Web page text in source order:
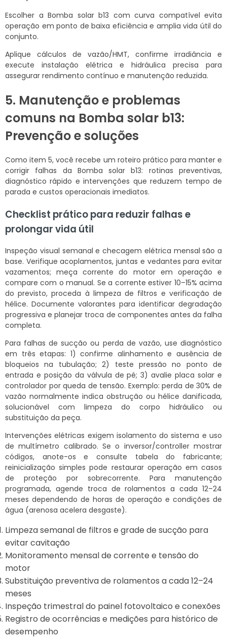
Escolher a Bomba solar b13 com curva compatível evita
operação em ponto de baixa eficiência e amplia vida útil do
conjunto.
Aplique cálculos de vazão/HMT, confirme irradiância e
execute instalação elétrica e hidráulica precisa para
assegurar rendimento contínuo e manutenção reduzida.
5. Manutenção e problemas
comuns na Bomba solar b13:
Prevenção e soluções
Como item 5, você recebe um roteiro prático para manter e
corrigir falhas da Bomba solar b13: rotinas preventivas,
diagnóstico rápido e intervenções que reduzem tempo de
parada e custos operacionais imediatos.
Checklist prático para reduzir falhas e
prolongar vida útil
Inspeção visual semanal e checagem elétrica mensal são a
base. Verifique acoplamentos, juntas e vedantes para evitar
vazamentos; meça corrente do motor em operação e
compare com o manual. Se a corrente estiver 10–15% acima
do previsto, proceda à limpeza de filtros e verificação de
hélice. Documente valorantes para identificar degradação
progressiva e planejar troca de componentes antes da falha
completa.
Para falhas de sucção ou perda de vazão, use diagnóstico
em três etapas: 1) confirme alinhamento e ausência de
bloqueios na tubulação; 2) teste pressão no ponto de
entrada e posição da válvula de pé; 3) avalie placa solar e
controlador por queda de tensão. Exemplo: perda de 30% de
vazão normalmente indica obstrução ou hélice danificada,
solucionável com limpeza do corpo hidráulico ou
substituição da peça.
Intervenções elétricas exigem isolamento do sistema e uso
de multímetro calibrado. Se o inversor/controller mostrar
códigos, anote-os e consulte tabela do fabricante;
reinicialização simples pode restaurar operação em casos
de proteção por sobrecorrente. Para manutenção
programada, agende troca de rolamentos a cada 12–24
meses dependendo de horas de operação e condições de
água (arenosa acelera desgaste).
Limpeza semanal de filtros e grade de sucção para
evitar cavitação
Monitoramento mensal de corrente e tensão do
motor
Substituição preventiva de rolamentos a cada 12–24
meses
Inspeção trimestral do painel fotovoltaico e conexões
Registro de ocorrências e medições para histórico de
desempenho